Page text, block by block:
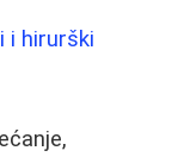
i hirurški